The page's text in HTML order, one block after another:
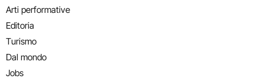
Arti performative
Editoria
Turismo
Dal mondo
Jobs